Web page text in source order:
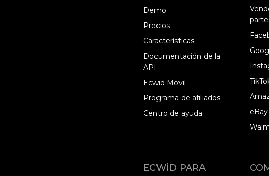
Demo
Precios
Características
Documentación de la
API
Ecwid Movil
Programa de afiliados
Centro de ayuda
eBay
ECWID PARA